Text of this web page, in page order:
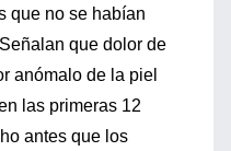
que no se habían
que dolor de
anómalo de la piel
las primeras 12
antes que los